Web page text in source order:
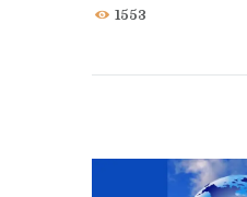
1553